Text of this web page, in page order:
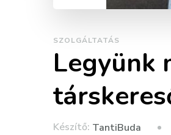
SZOLGÁLTATÁS
Legyünk
Készítő: TantiBuda